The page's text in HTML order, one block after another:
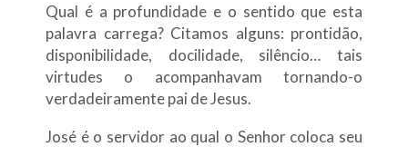
Qual é a profundidade e o sentido que esta
palavra carrega? Citamos alguns: prontidão,
disponibilidade, docilidade, silêncio… tais
virtudes o acompanhavam tornando-o
verdadeiramente pai de Jesus.
José é o servidor ao qual o Senhor coloca seu